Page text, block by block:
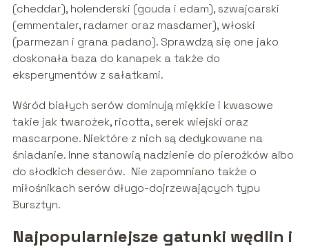
(cheddar), holenderski (gouda i edam), szwajcarski
(emmentaler, radamer oraz masdamer), włoski
(parmezan i grana padano). Sprawdzą się one jako
doskonała baza do kanapek a także do
eksperymentów z sałatkami.
Wśród białych serów dominują miękkie i kwasowe
takie jak twarożek, ricotta, serek wiejski oraz
mascarpone. Niektóre z nich są dedykowane na
śniadanie. Inne stanowią nadzienie do pierożków albo
do słodkich deserów. Nie zapomniano także o
miłośnikach serów długo-dojrzewających typu
Bursztyn.
Najpopularniejsze gatunki wędlin i